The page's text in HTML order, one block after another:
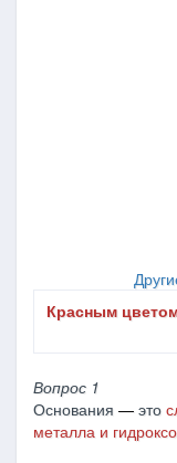
Красным
Вопрос 1
Основания ― это
металла и